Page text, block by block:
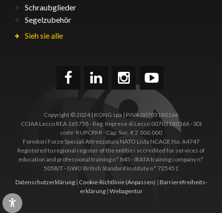
Schraubglieder
Segelzubehör
Sieh sie alle
Copyright © 2024 | KONG spa | P.IVA 00703180166
CCIAA Lecco REA 165758 - Reg. Imprese di Lecco 00703180166 - SDI
code: KUPCRMI - Cap. Soc. € 2.000.000
Fornitori Forze Speciali Attrezzatura NATO Lista NCAGE No. A4747
Registered to regional register of the entities accredited for services of
education and professional training n° 845 - IRATA training company n°
5058/T - GWO British Standard Institute n° 725451
Datenschutzerklärung| Cookie-Richtlinie (Anpassen) | Barrierefreiheits­
erklärung| Webagentur